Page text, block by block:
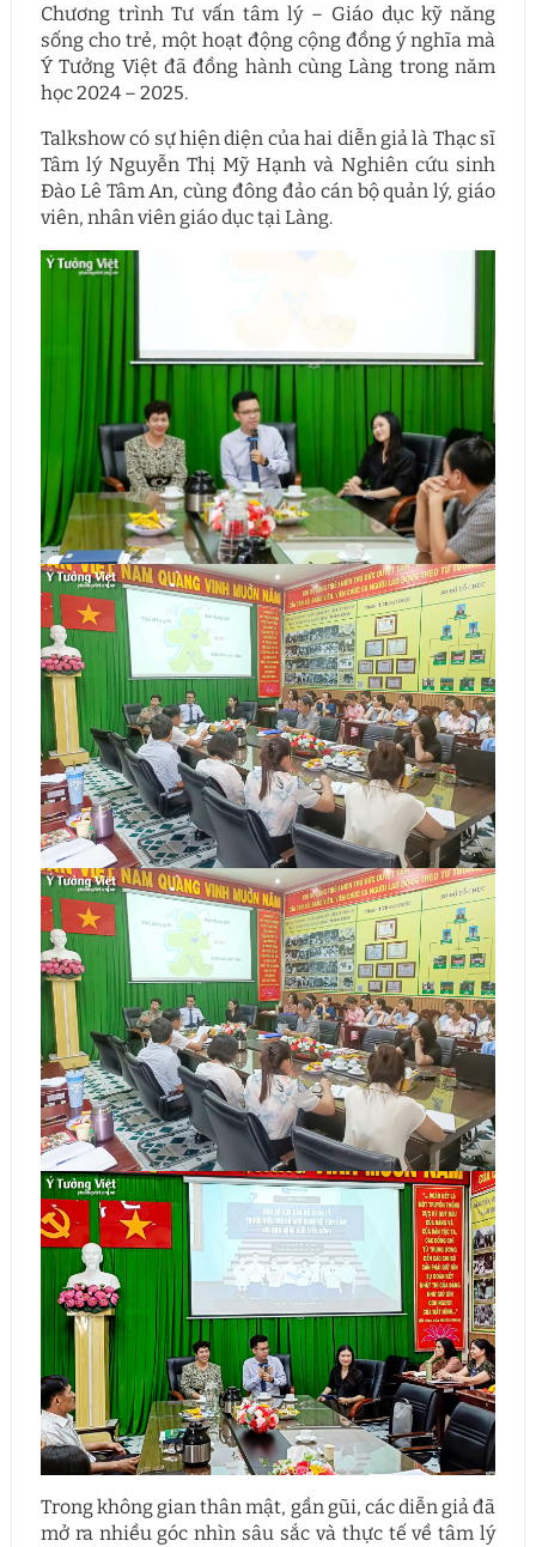
Chương trình Tư vấn tâm lý – Giáo dục kỹ năng
sống cho trẻ, một hoạt động cộng đồng ý nghĩa mà
Ý Tưởng Việt đã đồng hành cùng Làng trong năm
học 2024 – 2025.
Talkshow có sự hiện diện của hai diễn giả là Thạc sĩ
Tâm lý Nguyễn Thị Mỹ Hạnh và Nghiên cứu sinh
Đào Lê Tâm An, cùng đông đảo cán bộ quản lý, giáo
viên, nhân viên giáo dục tại Làng.
Trong không gian thân mật, gần gũi, các diễn giả đã
mở ra nhiều góc nhìn sâu sắc và thực tế về tâm lý